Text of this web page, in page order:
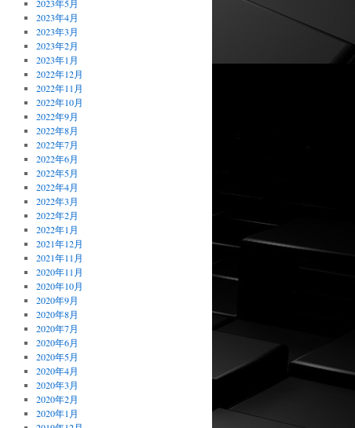
2023年5月
2023年4月
2023年3月
2023年2月
2023年1月
2022年12月
2022年11月
2022年10月
2022年9月
2022年8月
2022年7月
2022年6月
2022年5月
2022年4月
2022年3月
2022年2月
2022年1月
2021年12月
2021年11月
2020年11月
2020年10月
2020年9月
2020年8月
2020年7月
2020年6月
2020年5月
2020年4月
2020年3月
2020年2月
2020年1月